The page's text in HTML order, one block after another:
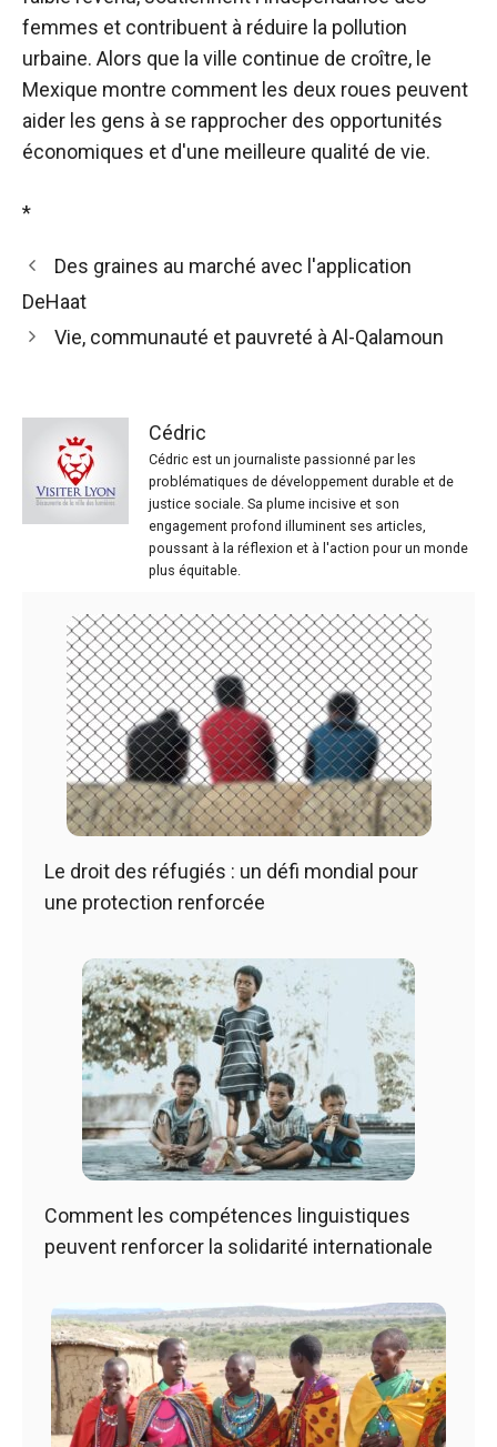
femmes et contribuent à réduire la pollution
urbaine. Alors que la ville continue de croître, le
Mexique montre comment les deux roues peuvent
aider les gens à se rapprocher des opportunités
économiques et d'une meilleure qualité de vie.
*
Des graines au marché avec l'application
DeHaat
Vie, communauté et pauvreté à Al-Qalamoun
Cédric
Cédric est un journaliste passionné par les
problématiques de développement durable et de
justice sociale. Sa plume incisive et son
engagement profond illuminent ses articles,
poussant à la réflexion et à l'action pour un monde
plus équitable.
Le droit des réfugiés : un défi mondial pour
une protection renforcée
Comment les compétences linguistiques
peuvent renforcer la solidarité internationale